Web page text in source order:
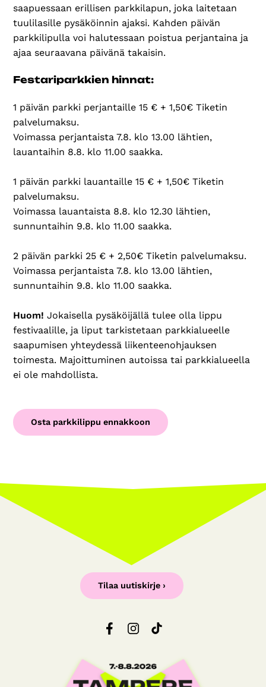
saapuessaan erillisen parkkilapun, joka laitetaan
tuulilasille pysäköinnin ajaksi. Kahden päivän
parkkilipulla voi halutessaan poistua perjantaina ja
ajaa seuraavana päivänä takaisin.
Festariparkkien hinnat:
1 päivän parkki perjantaille 15 € + 1,50€ Tiketin
palvelumaksu.
Voimassa perjantaista 7.8. klo 13.00 lähtien,
lauantaihin 8.8. klo 11.00 saakka.
1 päivän parkki lauantaille 15 € + 1,50€ Tiketin
palvelumaksu.
Voimassa lauantaista 8.8. klo 12.30 lähtien,
sunnuntaihin 9.8. klo 11.00 saakka.
2 päivän parkki 25 € + 2,50€ Tiketin palvelumaksu.
Voimassa perjantaista 7.8. klo 13.00 lähtien,
sunnuntaihin 9.8. klo 11.00 saakka.
Huom! Jokaisella pysäköijällä tulee olla lippu
festivaalille, ja liput tarkistetaan parkkialueelle
saapumisen yhteydessä liikenteenohjauksen
toimesta. Majoittuminen autoissa tai parkkialueella
ei ole mahdollista.
Osta parkkilippu ennakkoon
Tilaa uutiskirje ›